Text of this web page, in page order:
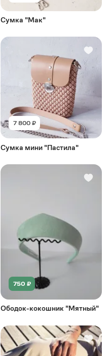
Сумка "Мак"
7 800 ₽
Сумка мини "Пастила"
750 ₽
Ободок-кокошник "Мятный"